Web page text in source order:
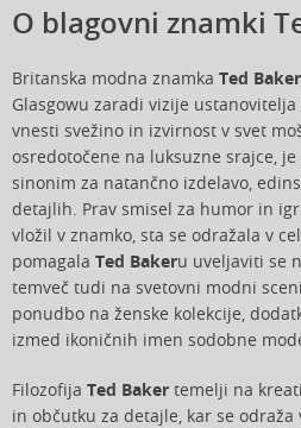
O blagovni znamki
Britanska modna znamka Ted Baker
Glasgowu zaradi vizije ustanovitelja
vnesti svežino in izvirnost v svet
osredotočene na luksuzne srajce,
sinonim za natančno izdelavo,
detajlih. Prav smisel za humor in
vložil v znamko, sta se odražala v
pomagala Ted Bakeru uveljaviti se
temveč tudi na svetovni modni
ponudbo na ženske kolekcije,
izmed ikoničnih imen sodobne
Filozofija Ted Baker temelji na
in občutku za detajle, kar se